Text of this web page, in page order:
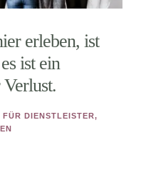
erleben, ist
ist ein
FÜR DIENSTLEISTER,